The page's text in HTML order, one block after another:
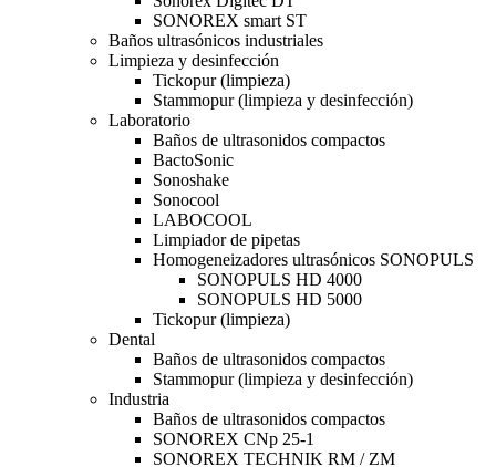
SONOREX smart ST
Baños ultrasónicos industriales
Limpieza y desinfección
Tickopur (limpieza)
Stammopur (limpieza y desinfección)
Laboratorio
Baños de ultrasonidos compactos
BactoSonic
Sonoshake
Sonocool
LABOCOOL
Limpiador de pipetas
Homogeneizadores ultrasónicos SONOPULS
SONOPULS HD 4000
SONOPULS HD 5000
Tickopur (limpieza)
Dental
Baños de ultrasonidos compactos
Stammopur (limpieza y desinfección)
Industria
Baños de ultrasonidos compactos
SONOREX CNp 25-1
SONOREX TECHNIK RM / ZM